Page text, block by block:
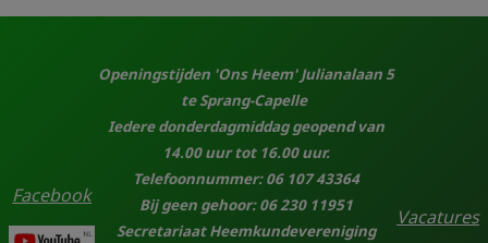
Facebook
Openingstijden 'Ons Heem' Julianalaan 5
te Sprang-Capelle
Iedere donderdagmiddag geopend van
14.00 uur tot 16.00 uur.
Telefoonnummer: 06 107 43364
Bij geen gehoor: 06 230 11951
Secretariaat Heemkundevereniging
Vacatures